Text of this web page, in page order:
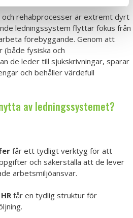
och rehabprocesser är extremt dyrt
ledningssystem flyttar fokus från
förebyggande. Genom att
(både fysiska och
de leder till sjukskrivningar, sparar
och behåller värdefull
av ledningssystemet?
får ett tydligt verktyg för att
och säkerställa att de lever
arbetsmiljöansvar.
får en tydlig struktur för